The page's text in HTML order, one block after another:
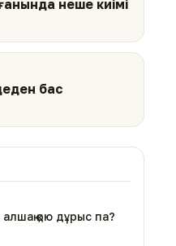
неше киімі
бас
қою дұрыс па?